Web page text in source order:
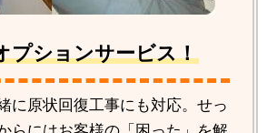
プションサービス！
に原状回復工事にも対応。せっ